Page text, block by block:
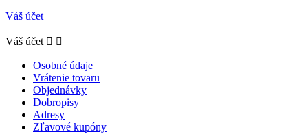
Váš účet
Váš účet  
Osobné údaje
Vrátenie tovaru
Objednávky
Dobropisy
Adresy
Zľavové kupóny